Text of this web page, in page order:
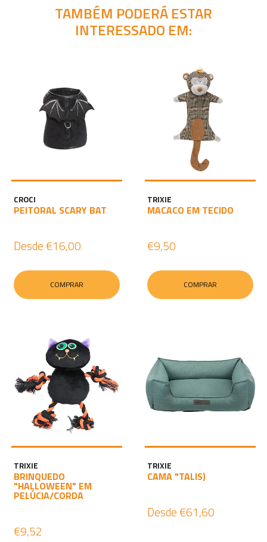
TAMBÉM PODERÁ ESTAR
INTERESSADO EM:
CROCI
PEITORAL SCARY BAT
Desde €16,00
COMPRAR
TRIXIE
MACACO EM TECIDO
€9,50
COMPRAR
TRIXIE
BRINQUEDO
"HALLOWEEN" EM
PELÚCIA/CORDA
€9,52
TRIXIE
CAMA "TALIS)
Desde €61,60